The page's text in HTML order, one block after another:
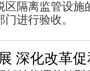
区隔离监管设施
进行验收。
深化改革